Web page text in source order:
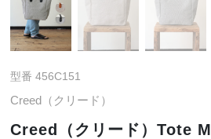
型番 456C151
Creed（クリード）
Creed（クリード）Tote M